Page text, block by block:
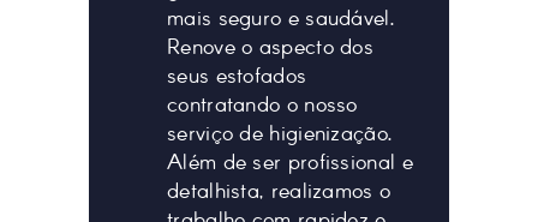
mais seguro e saudável.
Renove o aspecto dos
seus estofados
contratando o nosso
serviço de higienização.
Além de ser profissional e
detalhista, realizamos o